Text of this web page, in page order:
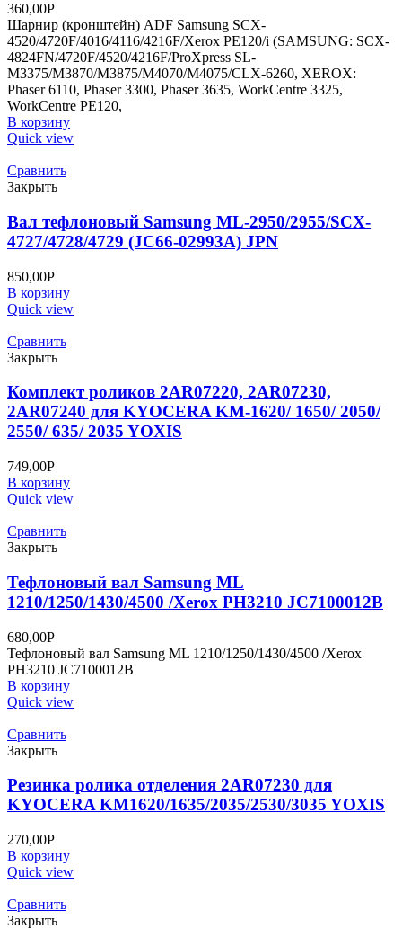
360,00Р
Шарнир (кронштейн) ADF Samsung SCX-
4520/4720F/4016/4116/4216F/Xerox PE120/i (SAMSUNG: SCX-
4824FN/4720F/4520/4216F/ProXpress SL-
M3375/M3870/M3875/M4070/M4075/CLX-6260, XEROX:
Phaser 6110, Phaser 3300, Phaser 3635, WorkCentre 3325,
WorkCentre PE120,
В корзину
Quick view
Сравнить
Закрыть
Вал тефлоновый Samsung ML-2950/2955/SCX-
4727/4728/4729 (JC66-02993A) JPN
850,00Р
В корзину
Quick view
Сравнить
Закрыть
Комплект роликов 2AR07220, 2AR07230,
2AR07240 для KYOCERA KM-1620/ 1650/ 2050/
2550/ 635/ 2035 YOXIS
749,00Р
В корзину
Quick view
Сравнить
Закрыть
Тефлоновый вал Samsung ML
1210/1250/1430/4500 /Xerox PH3210 JC7100012B
680,00Р
Тефлоновый вал Samsung ML 1210/1250/1430/4500 /Xerox
PH3210 JC7100012B
В корзину
Quick view
Сравнить
Закрыть
Резинка ролика отделения 2AR07230 для
KYOCERA KM1620/1635/2035/2530/3035 YOXIS
270,00Р
В корзину
Quick view
Сравнить
Закрыть